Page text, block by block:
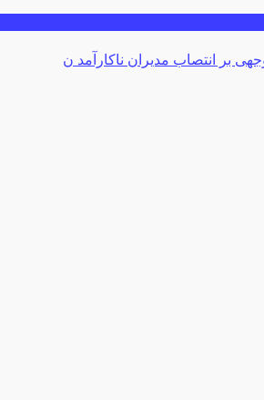
بر انتصاب مدیران ناکارآمد ن